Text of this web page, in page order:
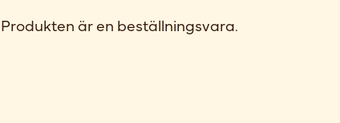
Produkten är en beställningsvara.